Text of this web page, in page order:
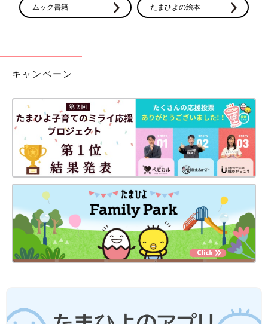
ムック書籍 たまひよの絵本
キャンペーン